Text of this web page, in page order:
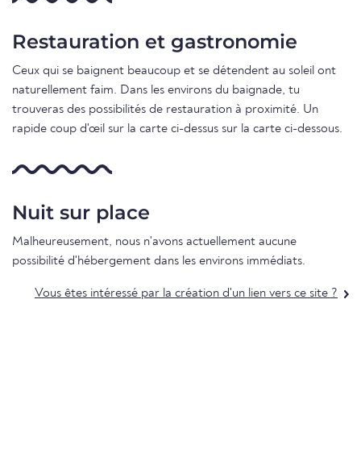
Restauration et gastronomie
Ceux qui se baignent beaucoup et se détendent au soleil ont
naturellement faim. Dans les environs du baignade, tu
trouveras des possibilités de restauration à proximité. Un
rapide coup d'œil sur la carte ci-dessus sur la carte ci-dessous.
Nuit sur place
Malheureusement, nous n'avons actuellement aucune
possibilité d'hébergement dans les environs immédiats.
Vous êtes intéressé par la création d'un lien vers ce site ?